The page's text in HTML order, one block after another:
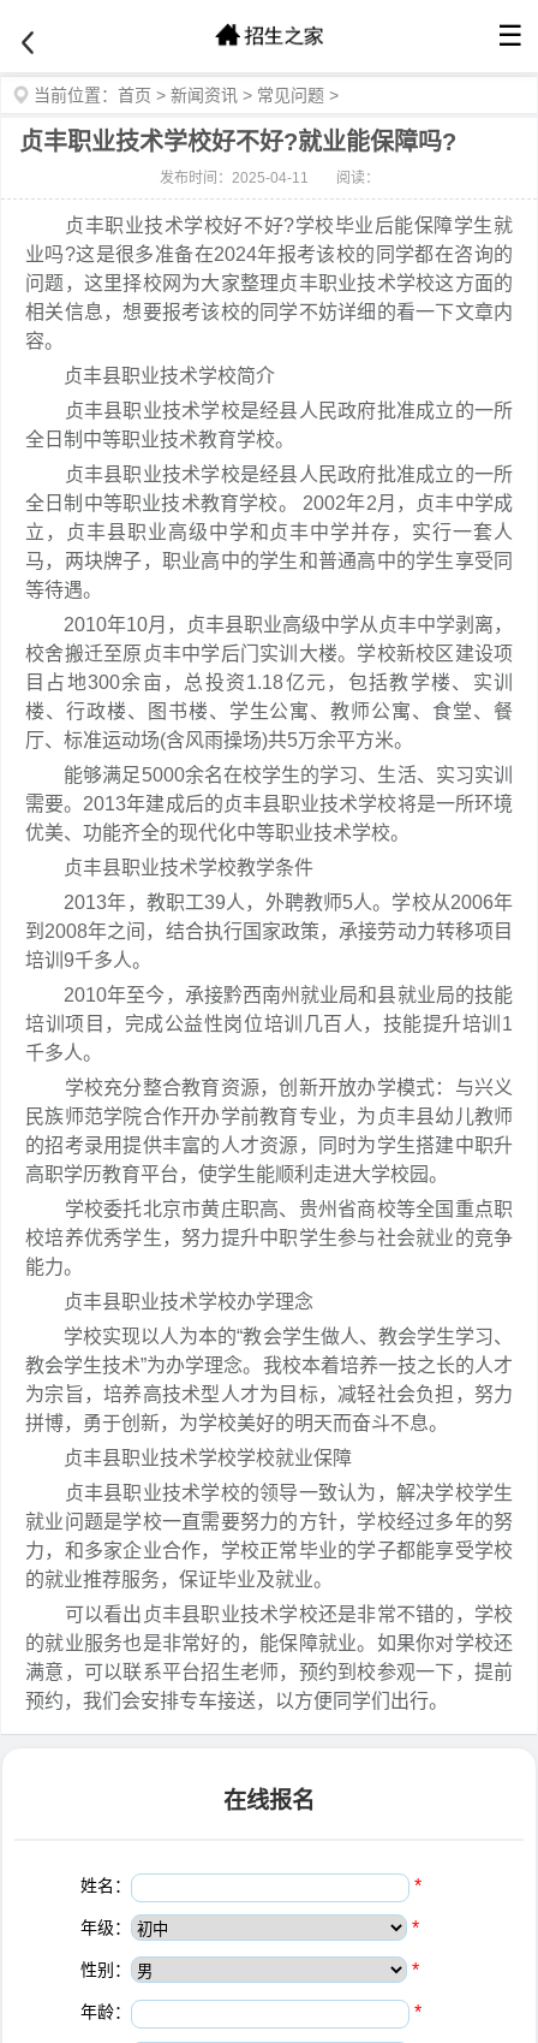
☰
当前位置： 首页 > 新闻资讯 > 常见问题 >
贞丰职业技术学校好不好?就业能保障吗?
发布时间：2025-04-11 阅读：
贞丰职业技术学校好不好?学校毕业后能保障学生就
业吗?这是很多准备在2024年报考该校的同学都在咨询的
问题，这里择校网为大家整理贞丰职业技术学校这方面的
相关信息，想要报考该校的同学不妨详细的看一下文章内
容。
贞丰县职业技术学校简介
贞丰县职业技术学校是经县人民政府批准成立的一所
全日制中等职业技术教育学校。
贞丰县职业技术学校是经县人民政府批准成立的一所
全日制中等职业技术教育学校。 2002年2月，贞丰中学成
立，贞丰县职业高级中学和贞丰中学并存，实行一套人
马，两块牌子，职业高中的学生和普通高中的学生享受同
等待遇。
2010年10月，贞丰县职业高级中学从贞丰中学剥离，
校舍搬迁至原贞丰中学后门实训大楼。学校新校区建设项
目占地300余亩，总投资1.18亿元，包括教学楼、实训
楼、行政楼、图书楼、学生公寓、教师公寓、食堂、餐
厅、标准运动场(含风雨操场)共5万余平方米。
能够满足5000余名在校学生的学习、生活、实习实训
需要。2013年建成后的贞丰县职业技术学校将是一所环境
优美、功能齐全的现代化中等职业技术学校。
贞丰县职业技术学校教学条件
2013年，教职工39人，外聘教师5人。学校从2006年
到2008年之间，结合执行国家政策，承接劳动力转移项目
培训9千多人。
2010年至今，承接黔西南州就业局和县就业局的技能
培训项目，完成公益性岗位培训几百人，技能提升培训1
千多人。
学校充分整合教育资源，创新开放办学模式：与兴义
民族师范学院合作开办学前教育专业，为贞丰县幼儿教师
的招考录用提供丰富的人才资源，同时为学生搭建中职升
高职学历教育平台，使学生能顺利走进大学校园。
学校委托北京市黄庄职高、贵州省商校等全国重点职
校培养优秀学生，努力提升中职学生参与社会就业的竞争
能力。
贞丰县职业技术学校办学理念
学校实现以人为本的“教会学生做人、教会学生学习、
教会学生技术”为办学理念。我校本着培养一技之长的人才
为宗旨，培养高技术型人才为目标，减轻社会负担，努力
拼博，勇于创新，为学校美好的明天而奋斗不息。
贞丰县职业技术学校学校就业保障
贞丰县职业技术学校的领导一致认为，解决学校学生
就业问题是学校一直需要努力的方针，学校经过多年的努
力，和多家企业合作，学校正常毕业的学子都能享受学校
的就业推荐服务，保证毕业及就业。
可以看出贞丰县职业技术学校还是非常不错的，学校
的就业服务也是非常好的，能保障就业。如果你对学校还
满意，可以联系平台招生老师，预约到校参观一下，提前
预约，我们会安排专车接送，以方便同学们出行。
在线报名
姓名： *
年级： *
性别： *
年龄： *